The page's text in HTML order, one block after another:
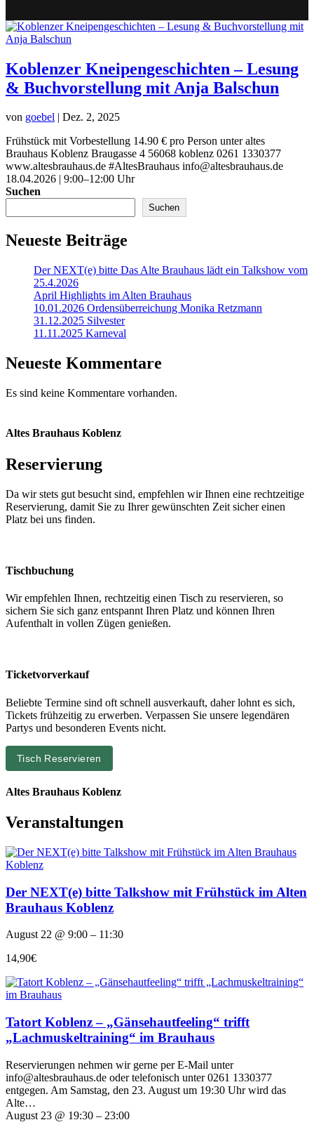
Koblenzer Kneipengeschichten – Lesung
& Buchvorstellung mit Anja Balschun
von goebel
Dez. 2, 2025
Frühstück mit Vorbestellung 14.90 € pro Person unter altes
Brauhaus Koblenz Braugasse 4 56068 koblenz 0261 1330377
www.altesbrauhaus.de #AltesBrauhaus info@altesbrauhaus.de
18.04.2026 | 9:00–12:00 Uhr
Suchen
Suchen
Neueste Beiträge
Der NEXT(e) bitte Das Alte Brauhaus lädt ein Talkshow vom
25.4.2026
April Highlights im Alten Brauhaus
10.01.2026 Ordensüberreichung Monika Retzmann
31.12.2025 Silvester
11.11.2025 Karneval
Neueste Kommentare
Es sind keine Kommentare vorhanden.
Altes Brauhaus Koblenz
Reservierung
Da wir stets gut besucht sind, empfehlen wir Ihnen eine rechtzeitige
Reservierung, damit Sie zu Ihrer gewünschten Zeit sicher einen
Platz bei uns finden.
Tischbuchung
Wir empfehlen Ihnen, rechtzeitig einen Tisch zu reservieren, so
sichern Sie sich ganz entspannt Ihren Platz und können Ihren
Aufenthalt in vollen Zügen genießen.
Ticketvorverkauf
Beliebte Termine sind oft schnell ausverkauft, daher lohnt es sich,
Tickets frühzeitig zu erwerben. Verpassen Sie unsere legendären
Partys und besonderen Events nicht.
Tisch Reservieren
Altes Brauhaus Koblenz
Veranstaltungen
Der NEXT(e) bitte Talkshow mit Frühstück im Alten
Brauhaus Koblenz
August 22 @ 9:00 – 11:30
14,90€
Tatort Koblenz – „Gänsehautfeeling“ trifft
„Lachmuskeltraining“ im Brauhaus
Reservierungen nehmen wir gerne per E-Mail unter
info@altesbrauhaus.de oder telefonisch unter 0261 1330377
entgegen. Am Samstag, den 23. August um 19:30 Uhr wird das
Alte…
August 23 @ 19:30 – 23:00